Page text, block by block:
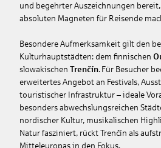
und begehrter Auszeichnungen
absoluten Magneten für Reisende
Besondere Aufmerksamkeit gilt den
Kulturhauptstädten: dem finnischen
slowakischen Trenčín. Für Besucher
erweitertes Angebot an Festivals,
touristischer Infrastruktur – ideale
besonders abwechslungsreichen
nordischer Kultur, musikalischen
Natur fasziniert, rückt Trenčín als
Mitteleuropas in den Fokus.